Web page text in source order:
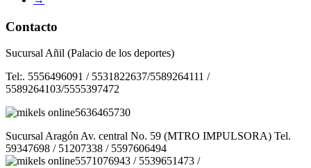
Contacto
Sucursal Añil (Palacio de los deportes)
Tel:. 5556496091 / 5531822637/5589264111 /
5589264103/5555397472
5636465730
Sucursal Aragón Av. central No. 59 (MTRO IMPULSORA) Tel.
59347698 / 51207338 / 5597606494
5571076943 / 5539651473 /